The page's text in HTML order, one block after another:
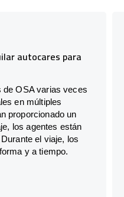
autocares para
de OSA varias veces
en múltiples
proporcionado un
los agentes están
el viaje, los
y a tiempo.